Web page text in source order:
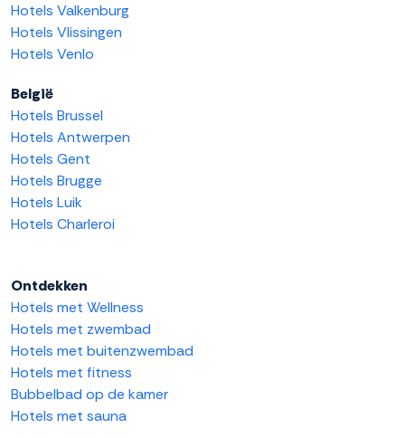
Hotels Valkenburg
Hotels Vlissingen
Hotels Venlo
België
Hotels Brussel
Hotels Antwerpen
Hotels Gent
Hotels Brugge
Hotels Luik
Hotels Charleroi
Ontdekken
Hotels met Wellness
Hotels met zwembad
Hotels met buitenzwembad
Hotels met fitness
Bubbelbad op de kamer
Hotels met sauna